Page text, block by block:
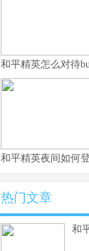
和平精英怎么对待
和平精英夜间如何
热门文章
和